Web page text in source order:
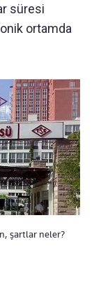
süresi
ortamda
şartlar neler?